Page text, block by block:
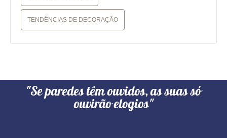
TENDÊNCIAS DE DECORAÇÃO
"Se paredes têm ouvidos, as suas só
ouvirão elogios"